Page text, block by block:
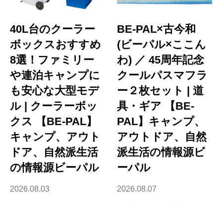
40L台のクーラー
ボックスおすすめ
8選！ファミリー
や連泊キャンプに
も安心な大型モデ
ル | クーラーボッ
クス 【BE-PAL】
キャンプ、アウト
ドア、自然派生活
の情報源ビーパル
2026.08.03
BE-PAL×古今和
(ビーパル×ここん
わ) ／ 45周年記念
クールパスマフラ
ー２枚セット | 道
具・ギア 【BE-
PAL】キャンプ、
アウトドア、自然
派生活の情報源ビ
ーパル
2026.08.07